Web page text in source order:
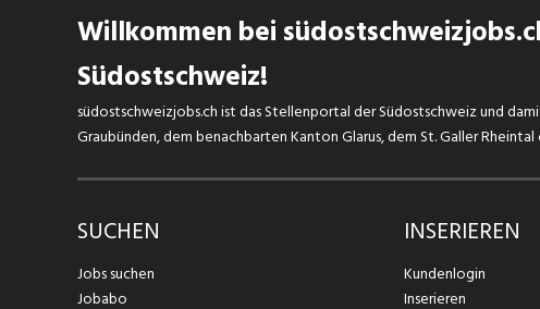
Willkommen bei
Südostschweiz!
südostschweizjobs.ch ist das Stellenportal der Südostschweiz und
Graubünden, dem benachbarten Kanton Glarus, dem St. Galler
SUCHEN
Jobs suchen
Jobabo
INSERIEREN
Kundenlogin
Inserieren